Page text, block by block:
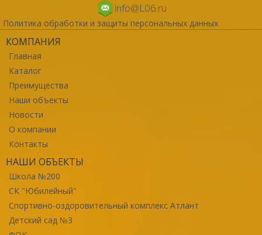
info@L06.ru
Политика обработки и защиты персональных данных
КОМПАНИЯ
Главная
Каталог
Преимущества
Наши объекты
Новости
О компании
Контакты
НАШИ ОБЪЕКТЫ
Школа №200
СК "Юбилейный"
Спортивно-оздоровительный комплекс Атлант
Детский сад №3